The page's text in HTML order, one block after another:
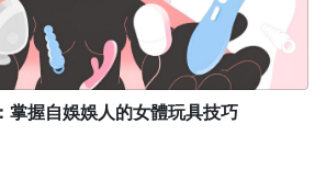
掌握自娛娛人的女體玩具技巧